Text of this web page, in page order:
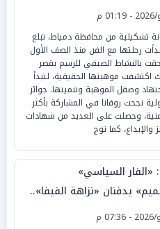
تشكيلية من محافظة دمياط، تبلغ
18 عامًا، بدأت رحلتها مع الفن منذ الصف الأول
بالنشاط الصيفي للرسم بقصر
اكتشفت موهبتها الحقيقية، لتبدأ
وصقل الموهبة وتنميتها. جوائز
نجحت روفانا في المشاركة بأكثر
وحصلت على العديد من شهادات
والإبداع، كما توج
«الفار السياسي»
يدفنان «نزاهة الفيفا»..
باتت حتمية